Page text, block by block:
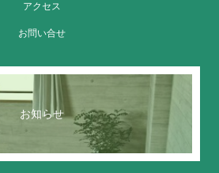
アクセス
お問い合せ
お知らせ